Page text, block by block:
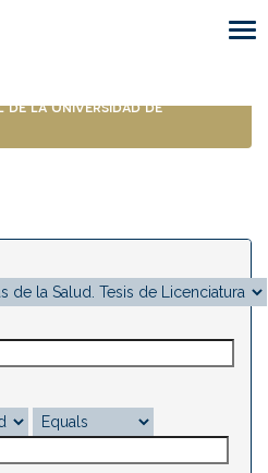
la Universidad de